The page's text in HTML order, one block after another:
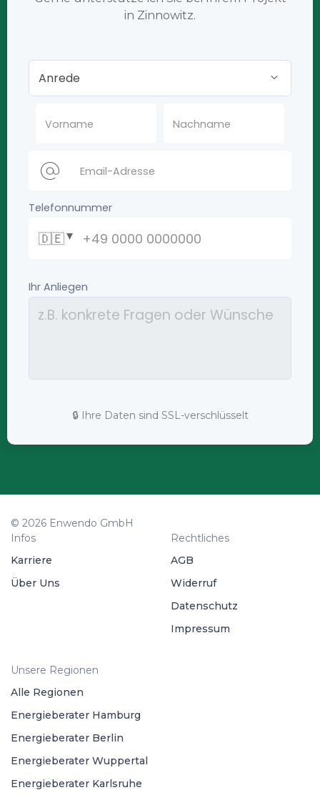
in Zinnowitz.
🔒 Ihre Daten sind SSL-verschlüsselt
© 2026 Enwendo GmbH
Infos
Karriere
Über Uns
Rechtliches
AGB
Widerruf
Datenschutz
Impressum
Unsere Regionen
Alle Regionen
Energieberater Hamburg
Energieberater Berlin
Energieberater Wuppertal
Energieberater Karlsruhe